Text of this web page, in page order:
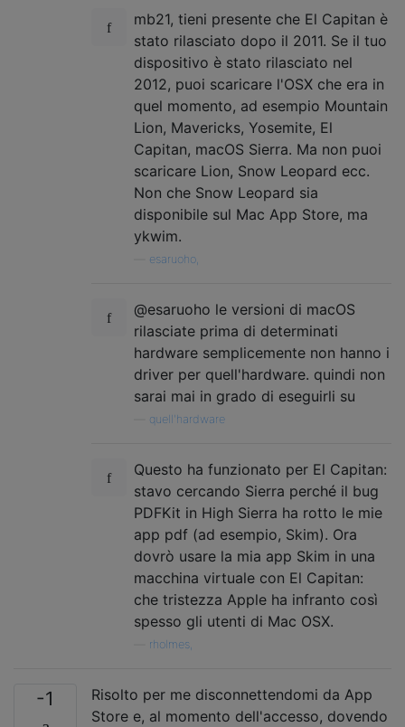
mb21, tieni presente che El Capitan è
stato rilasciato dopo il 2011. Se il tuo
dispositivo è stato rilasciato nel
2012, puoi scaricare l'OSX che era in
quel momento, ad esempio Mountain
Lion, Mavericks, Yosemite, El
Capitan, macOS Sierra. Ma non puoi
scaricare Lion, Snow Leopard ecc.
Non che Snow Leopard sia
disponibile sul Mac App Store, ma
ykwim.
esaruoho,
@esaruoho le versioni di macOS
rilasciate prima di determinati
hardware semplicemente non hanno i
driver per quell'hardware. quindi non
sarai mai in grado di eseguirli su
quell'hardware
Questo ha funzionato per El Capitan:
stavo cercando Sierra perché il bug
PDFKit in High Sierra ha rotto le mie
app pdf (ad esempio, Skim). Ora
dovrò usare la mia app Skim in una
macchina virtuale con El Capitan:
che tristezza Apple ha infranto così
spesso gli utenti di Mac OSX.
rholmes,
-1
Risolto per me disconnettendomi da App
Store e, al momento dell'accesso, dovendo